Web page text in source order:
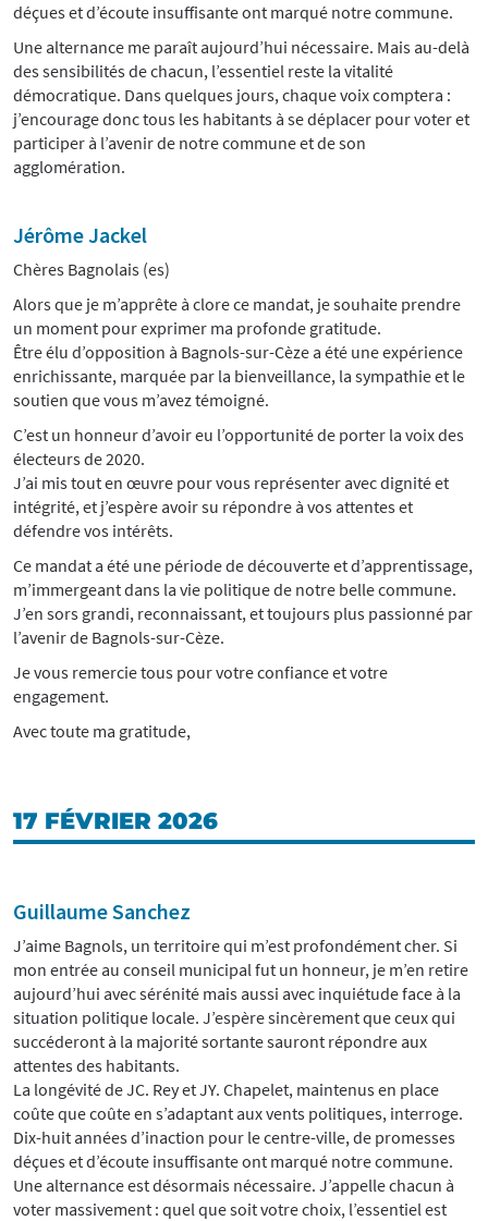
déçues et d’écoute insuffisante ont marqué notre commune.
Une alternance me paraît aujourd’hui nécessaire. Mais au-delà
des sensibilités de chacun, l’essentiel reste la vitalité
démocratique. Dans quelques jours, chaque voix comptera :
j’encourage donc tous les habitants à se déplacer pour voter et
participer à l’avenir de notre commune et de son
agglomération.
Jérôme Jackel
Chères Bagnolais (es)
Alors que je m’apprête à clore ce mandat, je souhaite prendre
un moment pour exprimer ma profonde gratitude.
Être élu d’opposition à Bagnols-sur-Cèze a été une expérience
enrichissante, marquée par la bienveillance, la sympathie et le
soutien que vous m’avez témoigné.
C’est un honneur d’avoir eu l’opportunité de porter la voix des
électeurs de 2020.
J’ai mis tout en œuvre pour vous représenter avec dignité et
intégrité, et j’espère avoir su répondre à vos attentes et
défendre vos intérêts.
Ce mandat a été une période de découverte et d’apprentissage,
m’immergeant dans la vie politique de notre belle commune.
J’en sors grandi, reconnaissant, et toujours plus passionné par
l’avenir de Bagnols-sur-Cèze.
Je vous remercie tous pour votre confiance et votre
engagement.
Avec toute ma gratitude,
17 FÉVRIER 2026
Guillaume Sanchez
J’aime Bagnols, un territoire qui m’est profondément cher. Si
mon entrée au conseil municipal fut un honneur, je m’en retire
aujourd’hui avec sérénité mais aussi avec inquiétude face à la
situation politique locale. J’espère sincèrement que ceux qui
succéderont à la majorité sortante sauront répondre aux
attentes des habitants.
La longévité de JC. Rey et JY. Chapelet, maintenus en place
coûte que coûte en s’adaptant aux vents politiques, interroge.
Dix-huit années d’inaction pour le centre-ville, de promesses
déçues et d’écoute insuffisante ont marqué notre commune.
Une alternance est désormais nécessaire. J’appelle chacun à
voter massivement : quel que soit votre choix, l’essentiel est